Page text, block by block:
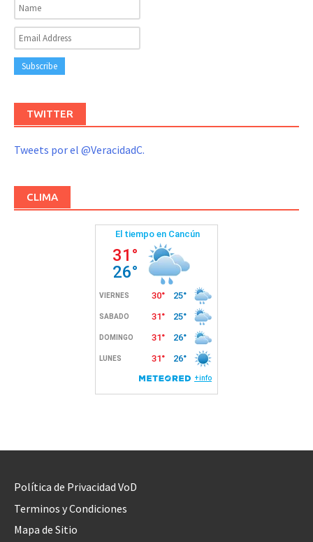
TWITTER
Tweets por el @VeracidadC.
CLIMA
Política de Privacidad VoD
Terminos y Condiciones
Mapa de Sitio